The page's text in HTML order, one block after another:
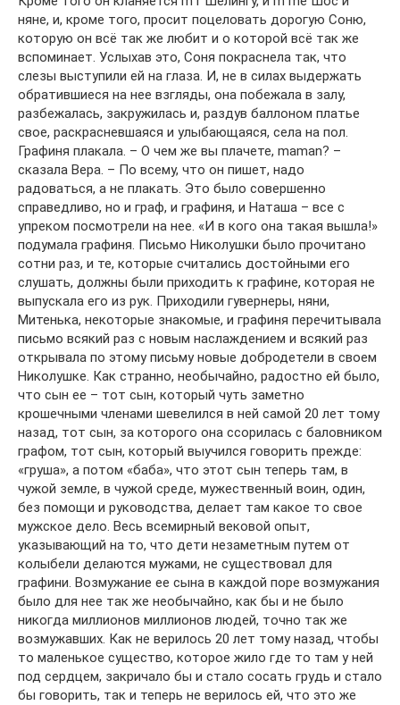
няне, и, кроме того, просит поцеловать дорогую Соню,
которую он всё так же любит и о которой всё так же
вспоминает. Услыхав это, Соня покраснела так, что
слезы выступили ей на глаза. И, не в силах выдержать
обратившиеся на нее взгляды, она побежала в залу,
разбежалась, закружилась и, раздув баллоном платье
свое, раскрасневшаяся и улыбающаяся, села на пол.
Графиня плакала. – О чем же вы плачете, maman? –
сказала Вера. – По всему, что он пишет, надо
радоваться, а не плакать. Это было совершенно
справедливо, но и граф, и графиня, и Наташа – все с
упреком посмотрели на нее. «И в кого она такая вышла!»
подумала графиня. Письмо Николушки было прочитано
сотни раз, и те, которые считались достойными его
слушать, должны были приходить к графине, которая не
выпускала его из рук. Приходили гувернеры, няни,
Митенька, некоторые знакомые, и графиня перечитывала
письмо всякий раз с новым наслаждением и всякий раз
открывала по этому письму новые добродетели в своем
Николушке. Как странно, необычайно, радостно ей было,
что сын ее – тот сын, который чуть заметно
крошечными членами шевелился в ней самой 20 лет тому
назад, тот сын, за которого она ссорилась с баловником
графом, тот сын, который выучился говорить прежде:
«груша», а потом «баба», что этот сын теперь там, в
чужой земле, в чужой среде, мужественный воин, один,
без помощи и руководства, делает там какое то свое
мужское дело. Весь всемирный вековой опыт,
указывающий на то, что дети незаметным путем от
колыбели делаются мужами, не существовал для
графини. Возмужание ее сына в каждой поре возмужания
было для нее так же необычайно, как бы и не было
никогда миллионов миллионов людей, точно так же
возмужавших. Как не верилось 20 лет тому назад, чтобы
то маленькое существо, которое жило где то там у ней
под сердцем, закричало бы и стало сосать грудь и стало
бы говорить, так и теперь не верилось ей, что это же